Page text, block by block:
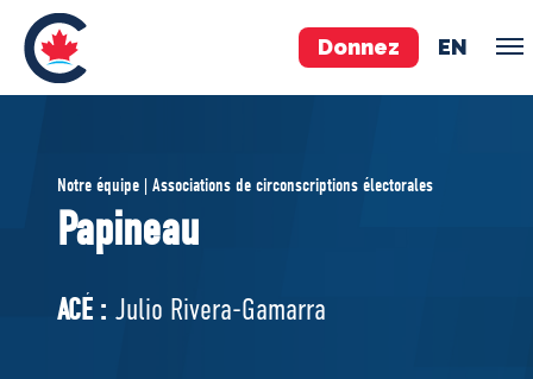
Donnez EN
ÉQUIPE
Pierre Poilievre
Vos députés conservateurs
Cabinet fantôme
Exécutif national
Notre équipe | Associations de circonscriptions électorales
Papineau
ACÉ : Julio Rivera-Gamarra